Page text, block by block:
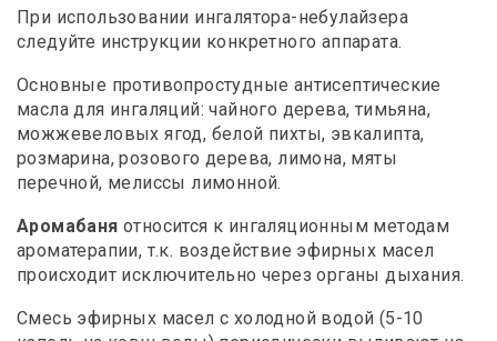
При использовании ингалятора-небулайзера
следуйте инструкции конкретного аппарата.
Основные противопростудные антисептические
масла для ингаляций: чайного дерева, тимьяна,
можжевеловых ягод, белой пихты, эвкалипта,
розмарина, розового дерева, лимона, мяты
перечной, мелиссы лимонной.
Аромабаня относится к ингаляционным методам
ароматерапии, т.к. воздействие эфирных масел
происходит исключительно через органы дыхания.
Смесь эфирных масел с холодной водой (5-10